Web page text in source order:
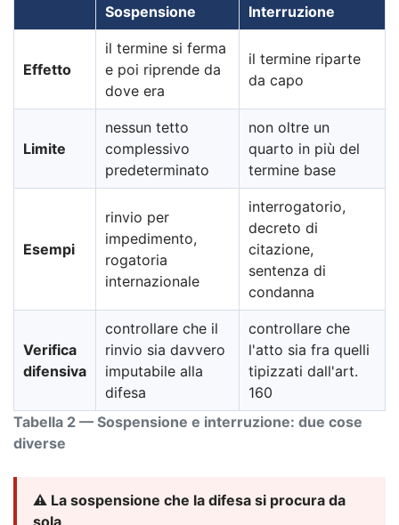
Tabella 2 — Sospensione e interruzione: due cose
diverse
Sospensione Interruzione
Effetto
il termine si ferma
e poi riprende da
dove era
il termine riparte
da capo
Limite
nessun tetto
complessivo
predeterminato
non oltre un
quarto in più del
termine base
Esempi
rinvio per
impedimento,
rogatoria
internazionale
interrogatorio,
decreto di
citazione,
sentenza di
condanna
Verifica
difensiva
controllare che il
rinvio sia davvero
imputabile alla
difesa
controllare che
l'atto sia fra quelli
tipizzati dall'art.
160
⚠️ La sospensione che la difesa si procura da
sola